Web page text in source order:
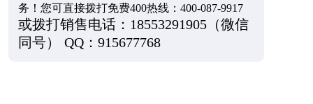
务！您可直接拨打免费400热线：400-087-9917
或拨打销售电话：18553291905（微信
同号）
QQ：915677768